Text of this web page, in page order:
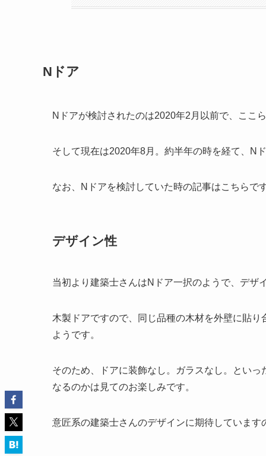
Nドア
Nドアが検討されたのは2020年2月以前で、ここ
そして現在は2020年8月。約半年の時を経て、N
なお、Nドアを検討していた時の記事はこちらで
デザイン性
当初より建築士さんはNドア一択のようで、デザ
木製ドアですので、同じ品種の木材を外壁に貼
ようです。
そのため、ドアに装飾なし。ガラスなし。とい
なるのかは見てのお楽しみです。
意匠系の建築士さんのデザインに期待していま